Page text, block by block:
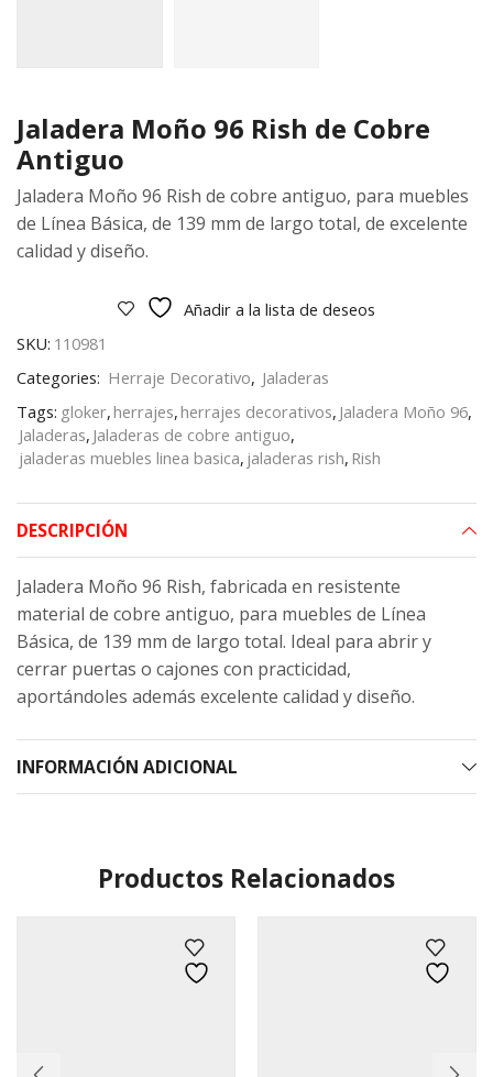
Jaladera Moño 96 Rish de Cobre
Antiguo
Jaladera Moño 96 Rish de cobre antiguo, para muebles
de Línea Básica, de 139 mm de largo total, de excelente
calidad y diseño.
Añadir a la lista de deseos
SKU: 110981
Categories: Herraje Decorativo, Jaladeras
Tags: gloker,herrajes,herrajes decorativos, Jaladera Moño 96,
Jaladeras, Jaladeras de cobre antiguo,
jaladeras muebles linea basica, jaladeras rish, Rish
DESCRIPCIÓN
Jaladera Moño 96 Rish, fabricada en resistente
material de cobre antiguo, para muebles de Línea
Básica, de 139 mm de largo total. Ideal para abrir y
cerrar puertas o cajones con practicidad,
aportándoles además excelente calidad y diseño.
INFORMACIÓN ADICIONAL
Productos Relacionados